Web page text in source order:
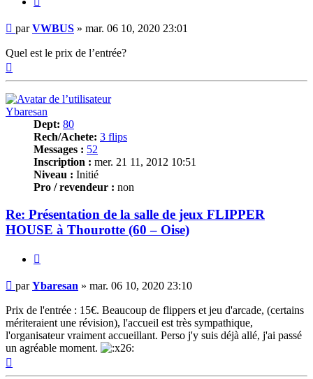
Message
parVWBUS » mar. 06 10, 2020 23:01
Quel est le prix de l’entrée?
Ybaresan
Dept: 80
Rech/Achete: 3 flips
Messages : 52
Inscription : mer. 21 11, 2012 10:51
Niveau : Initié
Pro / revendeur : non
Re: Présentation de la salle de jeux FLIPPER
HOUSE à Thourotte (60 – Oise)
Message
parYbaresan » mar. 06 10, 2020 23:10
Prix de l'entrée : 15€. Beaucoup de flippers et jeu d'arcade, (certains
mériteraient une révision), l'accueil est très sympathique,
l'organisateur vraiment accueillant. Perso j'y suis déjà allé, j'ai passé
un agréable moment.